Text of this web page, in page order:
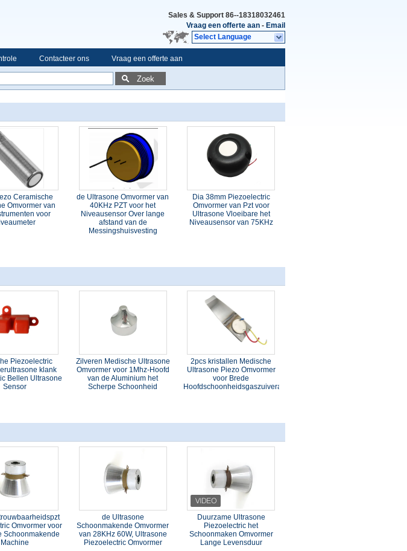
Sales & Support 86--18318032461
Vraag een offerte aan - Email
Select Language
Contacteer ons Vraag een offerte aan
Zoek
Ceramische
Omvormer van
voor
de Ultrasone Omvormer van
40KHz PZT voor het
Niveausensor Over lange
afstand van de
Messingshuisvesting
Dia 38mm Piezoelectric
Omvormer van Pzt voor
Ultrasone Vloeibare het
Niveausensor van 75KHz
Piezoelectric
klank
Bellen Ultrasone
Sensor
Zilveren Medische Ultrasone
Omvormer voor 1Mhz-Hoofd
van de Aluminium het
Scherpe Schoonheid
2pcs kristallen Medische
Ultrasone Piezo Omvormer
voor Brede
Hoofdschoonheidsgaszuiveraar
Omvormer voor
Schoonmakende
Machine
de Ultrasone
Schoonmakende Omvormer
van 28KHz 60W, Ultrasone
Piezoelectric Omvormer
Duurzame Ultrasone
Piezoelectric het
Schoonmaken Omvormer
Lange Levensduur